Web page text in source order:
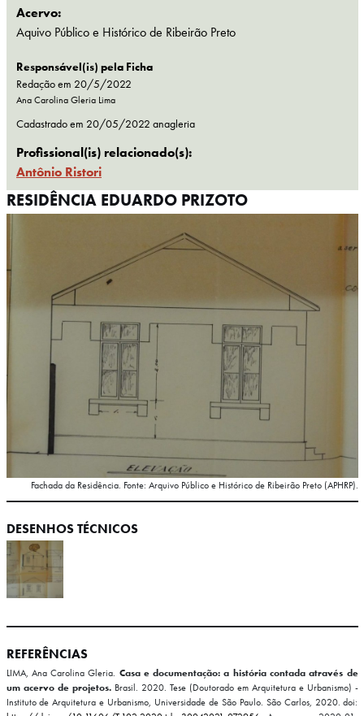
Acervo:
Aquivo Público e Histórico de Ribeirão Preto
Responsável(is) pela Ficha
Redação em 20/5/2022
Ana Carolina Gleria Lima
Cadastrado em 20/05/2022 anagleria
Profissional(is) relacionado(s):
Antônio Ristori
RESIDÊNCIA EDUARDO PRIZOTO
Fachada da Residência. Fonte: Arquivo Público e Histórico de Ribeirão Preto (APHRP).
DESENHOS TÉCNICOS
REFERÊNCIAS
LIMA, Ana Carolina Gleria. Casa e documentação: a história contada através de
um acervo de projetos.Brasil. 2020. Tese (Doutorado em Arquitetura e Urbanismo) -
Instituto de Arquitetura e Urbanismo, Universidade de São Paulo. São Carlos, 2020. doi: